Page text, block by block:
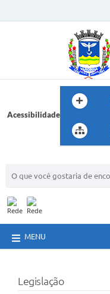
Acessibilidade
MENU
Legislação